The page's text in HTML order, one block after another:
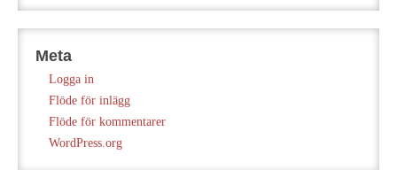
Meta
Logga in
Flöde för inlägg
Flöde för kommentarer
WordPress.org